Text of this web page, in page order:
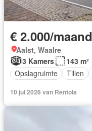
€ 2.000/maand
Aalst, Waalre
3 Kamers
143 m²
Opslagruimte
Tillen
10 jul 2026 van Rentola